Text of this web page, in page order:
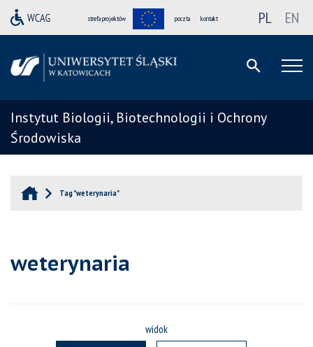
strefa projektów poczta kontakt PL EN
Instytut Biologii, Biotechnologii i Ochrony
Środowiska
Tag "weterynaria"
weterynaria
widok